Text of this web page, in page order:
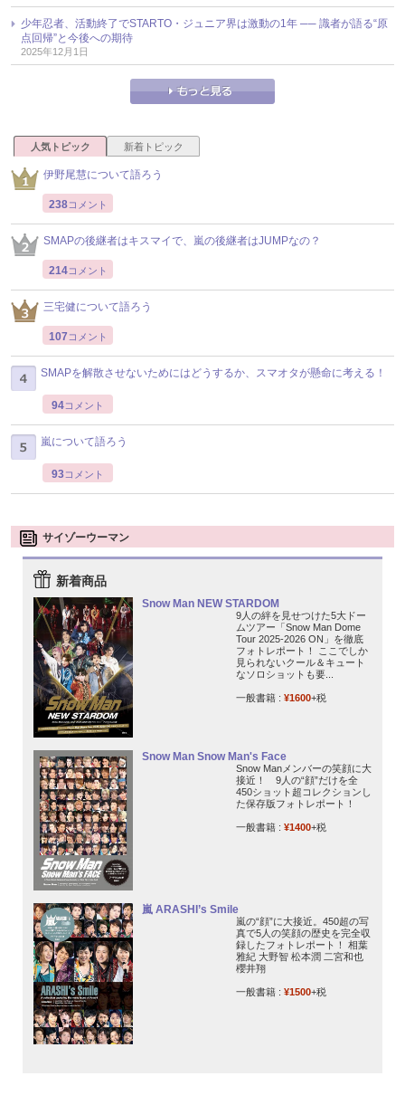
少年忍者、活動終了でSTARTO・ジュニア界は激動の1年 ── 識者が語る“原
点回帰”と今後への期待
2025年12月1日
人気トピック 新着トピック
伊野尾慧について語ろう
238コメント
SMAPの後継者はキスマイで、嵐の後継者はJUMPなの？
214コメント
三宅健について語ろう
107 コメント
SMAPを解散させないためにはどうするか、スマオタが懸命に考える！
94コメント
嵐について語ろう
93コメント
サイゾーウーマン
新着商品
Snow Man NEW STARDOM
9人の絆を見せつけた5大ドー
ムツアー「Snow Man Dome
Tour 2025-2026 ON」を徹底
フォトレポート！ ここでしか
見られないクール＆キュート
なソロショットも要...
一般書籍 : ¥1600+税
Snow Man Snow Man's Face
Snow Manメンバーの笑顔に大
接近！ 9人の“顔”だけを全
450ショット超コレクションし
た保存版フォトレポート！
一般書籍 : ¥1400+税
嵐 ARASHI’s Smile
嵐の“顔”に大接近。450超の写
真で5人の笑顔の歴史を完全収
録したフォトレポート！ 相葉
雅紀 大野智 松本潤 二宮和也
櫻井翔
一般書籍 : ¥1500+税